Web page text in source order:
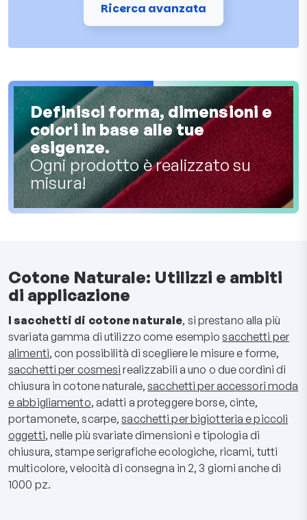
Ricerca avanzata
Definisci forma, dimensioni e
colori in base alle tue
esigenze.
Ogni prodotto è realizzato su
misura!
Cotone Naturale: Utilizzi e ambiti
di applicazione
I sacchetti di cotone naturale, si prestano alla più
svariata gamma di utilizzo come esempiosacchetti per
alimenti, con possibilità di scegliere le misure e forme,
sacchetti per cosmesi realizzabili a uno o due cordini di
chiusura in cotone naturale,sacchetti per accessori moda
e abbigliamento, adatti a proteggere borse, cinte,
portamonete, scarpe,sacchetti per bigiotteria e piccoli
oggetti, nelle più svariate dimensioni e tipologia di
chiusura, stampe serigrafiche ecologiche, ricami, tutti
multicolore, velocità di consegna in 2, 3 giorni anche di
1000 pz.